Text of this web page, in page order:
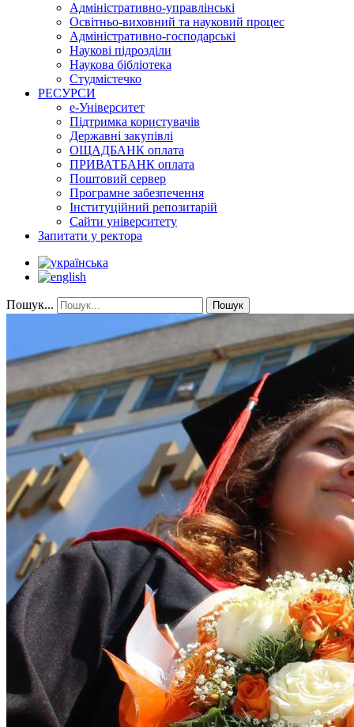
Адміністративно-управлінські
Освітньо-виховний та науковий процес
Адміністративно-господарські
Наукові підрозділи
Наукова бібліотека
Студмістечко
РЕСУРСИ
е-Університет
Підтримка користувачів
Державні закупівлі
ОЩАДБАНК оплата
ПРИВАТБАНК оплата
Поштовий сервер
Програмне забезпечення
Інституційний репозитарій
Сайти університету
Запитати у ректора
Пошук... Пошук